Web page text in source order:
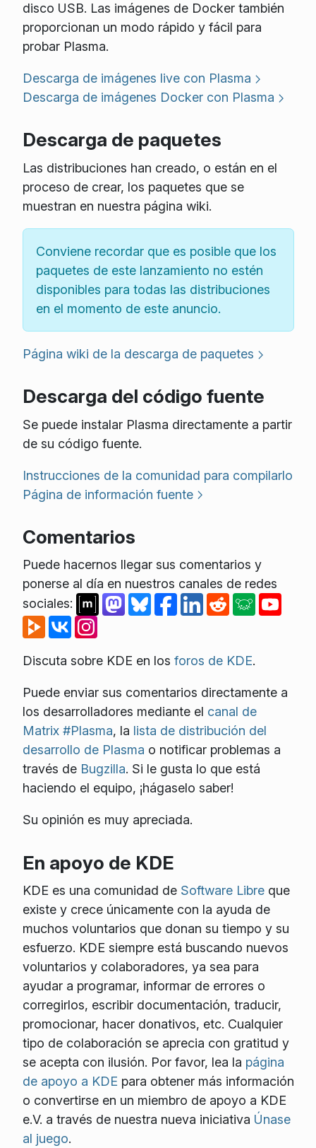
disco USB. Las imágenes de Docker también
proporcionan un modo rápido y fácil para
probar Plasma.
Descarga de imágenes live con Plasma
Descarga de imágenes Docker con Plasma
Descarga de paquetes
Las distribuciones han creado, o están en el
proceso de crear, los paquetes que se
muestran en nuestra página wiki.
Conviene recordar que es posible que los
paquetes de este lanzamiento no estén
disponibles para todas las distribuciones
en el momento de este anuncio.
Página wiki de la descarga de paquetes
Descarga del código fuente
Se puede instalar Plasma directamente a partir
de su código fuente.
Instrucciones de la comunidad para compilarlo
Página de información fuente
Comentarios
Puede hacernos llegar sus comentarios y
ponerse al día en nuestros canales de redes
sociales:
Discuta sobre KDE en los foros de KDE.
Puede enviar sus comentarios directamente a
los desarrolladores mediante el canal de
Matrix #Plasma, la lista de distribución del
desarrollo de Plasma o notificar problemas a
través de Bugzilla. Si le gusta lo que está
haciendo el equipo, ¡hágaselo saber!
Su opinión es muy apreciada.
En apoyo de KDE
KDE es una comunidad de Software Libreque
existe y crece únicamente con la ayuda de
muchos voluntarios que donan su tiempo y su
esfuerzo. KDE siempre está buscando nuevos
voluntarios y colaboradores, ya sea para
ayudar a programar, informar de errores o
corregirlos, escribir documentación, traducir,
promocionar, hacer donativos, etc. Cualquier
tipo de colaboración se aprecia con gratitud y
se acepta con ilusión. Por favor, lea la página
de apoyo a KDE para obtener más información
o convertirse en un miembro de apoyo a KDE
e.V. a través de nuestra nueva iniciativa Únase
al juego.